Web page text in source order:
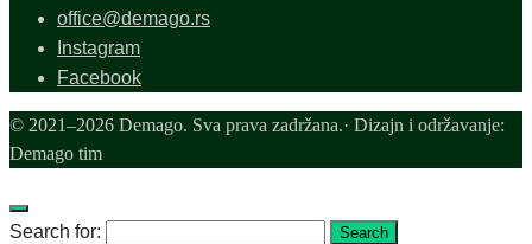
office@demago.rs
Instagram
Facebook
© 2021–2026 Demago. Sva prava zadržana.· Dizajn i održavanje:
Demago tim
Search for: Search